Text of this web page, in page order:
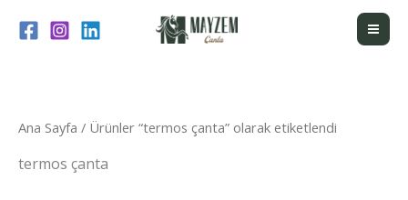
atla
Ana Sayfa / Ürünler “termos çanta” olarak etiketlendi
termos çanta